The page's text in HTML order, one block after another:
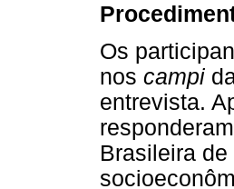
Os
nos campi
entrevista.
Brasileira